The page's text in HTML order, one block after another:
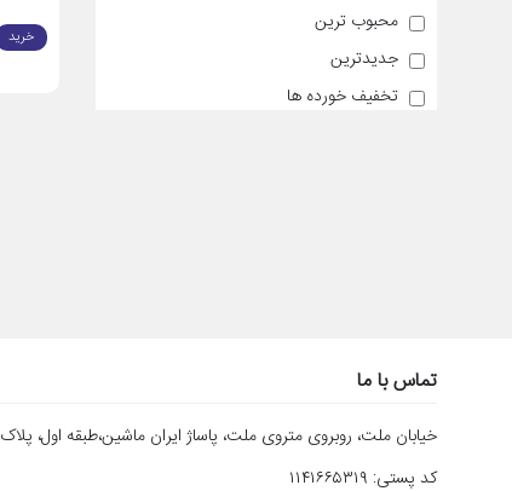
محبوب ترین
جدیدترین
تخفیف خورده ها
خرید
تماس با ما
خیابان ملت، روبروی متروی ملت، پاساژ ایران ماشین،طبقه اول، پلاک 2
کد پستی: ۱۱۴۱۶۶۵۳۱۹